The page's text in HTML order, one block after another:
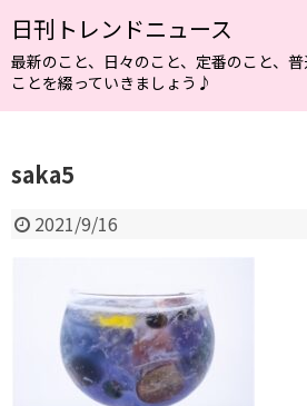
日刊トレンドニュース
最新のこと、日々のこと、定番のこと、
ことを綴っていきましょう♪
saka5
2021/9/16